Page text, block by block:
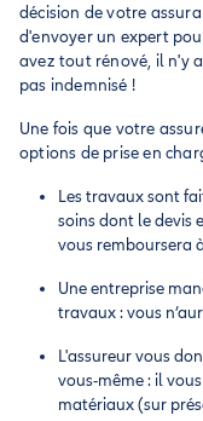
décision de votre
d'envoyer un expert
avez tout rénové, il n'y
pas indemnisé !
Une fois que votre
options de prise en
Les travaux sont
soins dont le devis
vous remboursera
Une entreprise
travaux : vous
L'assureur vous
vous-même : il
matériaux (sur